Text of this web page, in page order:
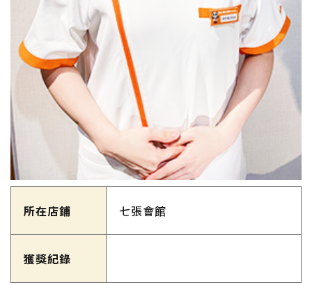
所在店鋪 七張會館
獲獎紀錄